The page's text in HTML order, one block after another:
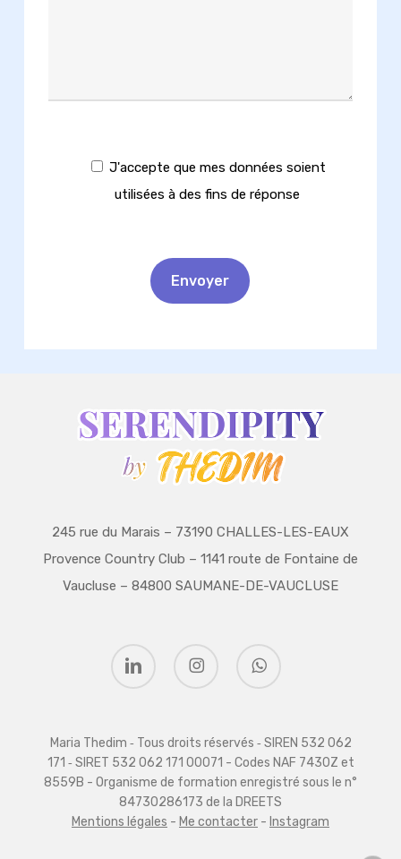
J'accepte que mes données soient
utilisées à des fins de réponse
245 rue du Marais – 73190 CHALLES-LES-EAUX
Provence Country Club – 1141 route de Fontaine de
Vaucluse – 84800 SAUMANE-DE-VAUCLUSE
linkedin instagram whatsapp
Maria Thedim ‑ Tous droits réservés ‑ SIREN 532 062
171 ‑ SIRET 532 062 171 00071 - Codes NAF 7430Z et
8559B - Organisme de formation enregistré sous le n°
84730286173 de la DREETS
Mentions légales - Me contacter - Instagram